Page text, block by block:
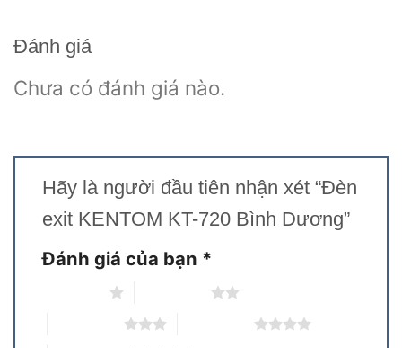
Đánh giá
Chưa có đánh giá nào.
Hãy là người đầu tiên nhận xét “Đèn
exit KENTOM KT-720 Bình Dương”
Đánh giá của bạn *